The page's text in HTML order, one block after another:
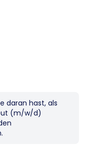
daran hast, als
(m/w/d)